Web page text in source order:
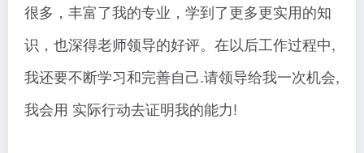
很多，丰富了我的专业，学到了更多更实用的知
识，也深得老师领导的好评。在以后工作过程中,
我还要不断学习和完善自己.请领导给我一次机会,
我会用 实际行动去证明我的能力!